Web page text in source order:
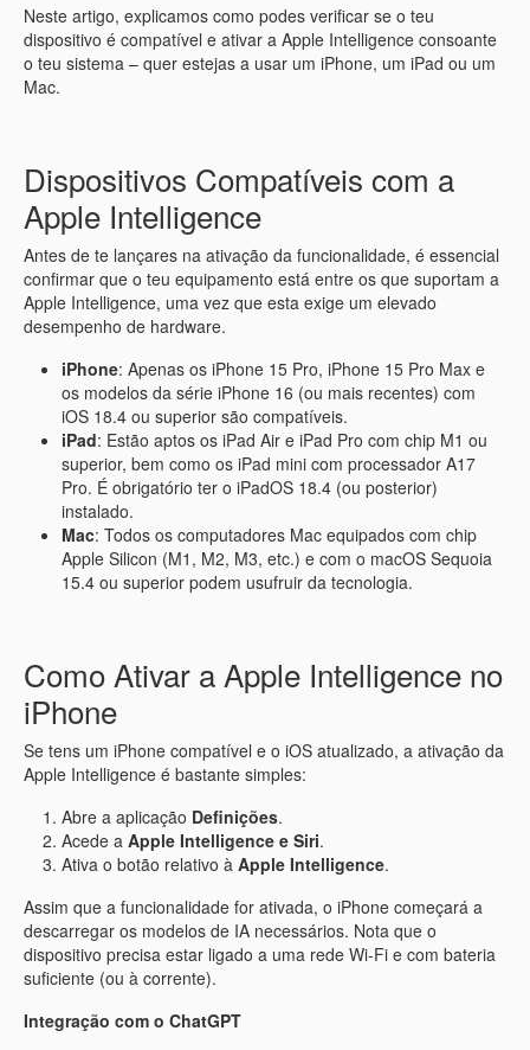
Neste artigo, explicamos como podes verificar se o teu
dispositivo é compatível e ativar a Apple Intelligence consoante
o teu sistema – quer estejas a usar um iPhone, um iPad ou um
Mac.
Dispositivos Compatíveis com a
Apple Intelligence
Antes de te lançares na ativação da funcionalidade, é essencial
confirmar que o teu equipamento está entre os que suportam a
Apple Intelligence, uma vez que esta exige um elevado
desempenho de hardware.
iPhone: Apenas os iPhone 15 Pro, iPhone 15 Pro Max e
os modelos da série iPhone 16 (ou mais recentes) com
iOS 18.4 ou superior são compatíveis.
iPad: Estão aptos os iPad Air e iPad Pro com chip M1 ou
superior, bem como os iPad mini com processador A17
Pro. É obrigatório ter o iPadOS 18.4 (ou posterior)
instalado.
Mac: Todos os computadores Mac equipados com chip
Apple Silicon (M1, M2, M3, etc.) e com o macOS Sequoia
15.4 ou superior podem usufruir da tecnologia.
Como Ativar a Apple Intelligence no
iPhone
Se tens um iPhone compatível e o iOS atualizado, a ativação da
Apple Intelligence é bastante simples:
Abre a aplicação Definições.
Acede a Apple Intelligence e Siri.
Ativa o botão relativo à Apple Intelligence.
Assim que a funcionalidade for ativada, o iPhone começará a
descarregar os modelos de IA necessários. Nota que o
dispositivo precisa estar ligado a uma rede Wi-Fi e com bateria
suficiente (ou à corrente).
Integração com o ChatGPT